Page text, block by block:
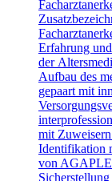
Erfahrung
der
Aufbau des
gepaart mit
mit
Identifikation
von